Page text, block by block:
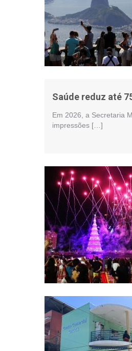
Saúde reduz até
Em 2026, a Secretaria
impressões […]